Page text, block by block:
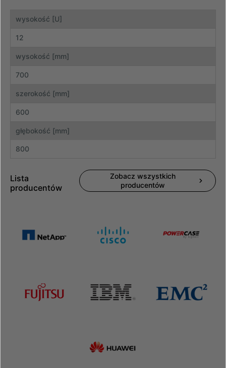
wysokość [U]
12
wysokość [mm]
700
szerokość [mm]
600
głębokość [mm]
800
Lista
producentów
Zobacz wszystkich
producentów